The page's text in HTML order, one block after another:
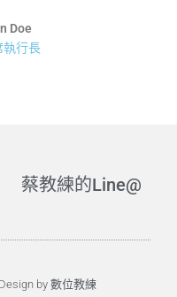
Doe
執行長
蔡教練的Line@
by 數位教練